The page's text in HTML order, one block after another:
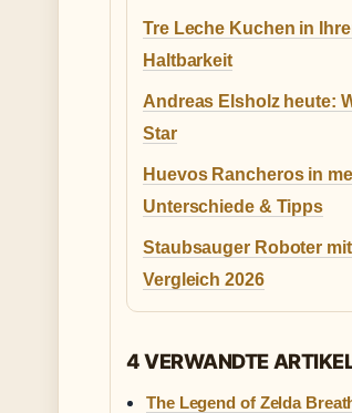
Tre Leche Kuchen in
Haltbarkeit
Andreas Elsholz heute:
Star
Huevos Rancheros in
Unterschiede & Tipps
Staubsauger Roboter
Vergleich 2026
4 VERWANDTE
The Legend of Zelda